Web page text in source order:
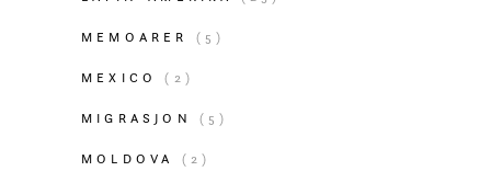
MEMOARER (5)
MEXICO (2)
MIGRASJON (5)
MOLDOVA (2)